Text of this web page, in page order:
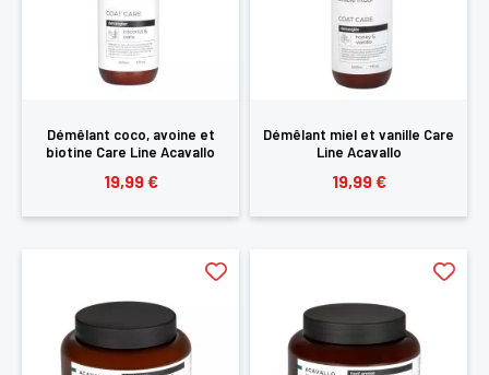
Démêlant coco, avoine et
biotine Care Line Acavallo
19,99 €
Démêlant miel et vanille Care
Line Acavallo
19,99 €
ANNULER SE
CONNECTER